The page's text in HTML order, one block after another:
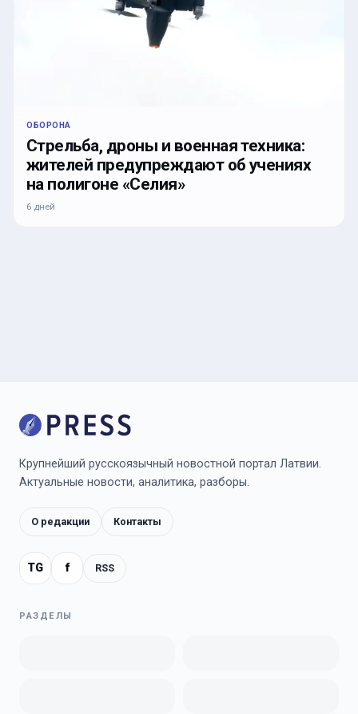
ОБОРОНА
Стрельба, дроны и военная техника:
жителей предупреждают об учениях
на полигоне «Селия»
6 дней
Крупнейший русскоязычный новостной портал Латвии.
Актуальные новости, аналитика, разборы.
О редакции Контакты
TG f RSS
РАЗДЕЛЫ